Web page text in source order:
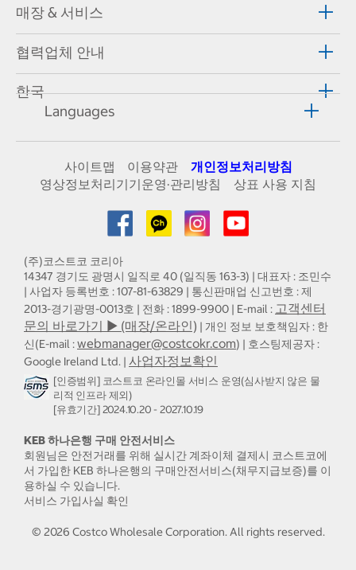
매장 & 서비스
협력업체 안내
한국
Languages
사이트맵 이용약관
개인정보처리방침
영상정보처리기기운영·관리방침
상표 사용 지침
(주)코스트코 코리아
14347 경기도 광명시 일직로 40 (일직동 163-3) | 대표자 : 조민수
| 사업자 등록번호 : 107-81-63829 | 통신판매업 신고번호 : 제
2013-경기광명-0013호 | 전화 : 1899-9900 | E-mail : 고객센터
문의 바로가기 ▶ (매장/온라인) | 개인 정보 보호책임자 : 한
신(E-mail :webmanager@costcokr.com) | 호스팅제공자 :
Google Ireland Ltd. | 사업자정보확인
[인증범위] 코스트코 온라인몰 서비스 운영(심사받지 않은 물
리적 인프라 제외)
[유효기간] 2024.10.20 - 2027.10.19
KEB 하나은행 구매 안전서비스
회원님은 안전거래를 위해 실시간 계좌이체 결제시 코스트코에
서 가입한 KEB 하나은행의 구매안전서비스(채무지급보증)를 이
용하실 수 있습니다.
서비스 가입사실 확인
© 2026 Costco Wholesale Corporation.All rights reserved.